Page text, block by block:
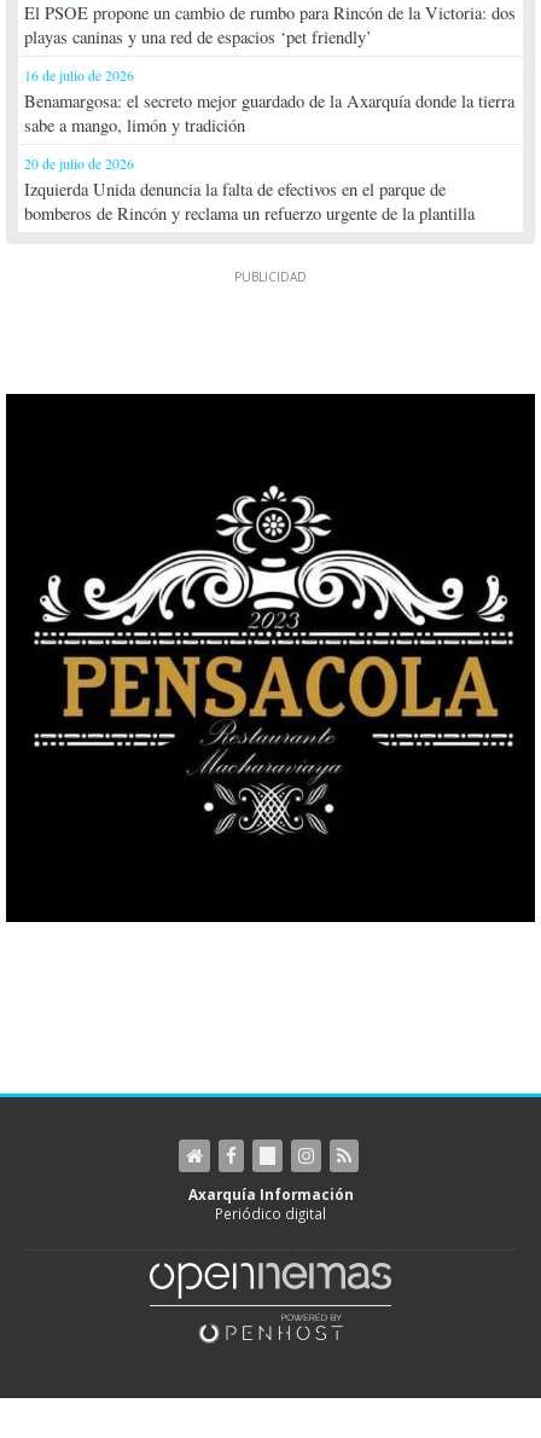
El PSOE propone un cambio de rumbo para Rincón de la Victoria: dos
playas caninas y una red de espacios ‘pet friendly’
16 de julio de 2026
Benamargosa: el secreto mejor guardado de la Axarquía donde la tierra
sabe a mango, limón y tradición
20 de julio de 2026
Izquierda Unida denuncia la falta de efectivos en el parque de
bomberos de Rincón y reclama un refuerzo urgente de la plantilla
Axarquía Información
Periódico digital